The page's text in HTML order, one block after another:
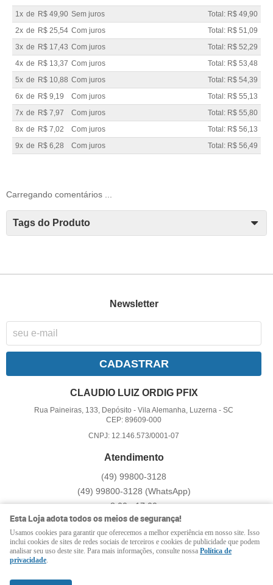
1x de R$ 49,90 Sem juros
Total: R$ 49,90
2x de R$ 25,54 Com juros
Total: R$ 51,09
3x de R$ 17,43 Com juros
Total: R$ 52,29
4x de R$ 13,37 Com juros
Total: R$ 53,48
5x de R$ 10,88 Com juros
Total: R$ 54,39
6x de R$ 9,19 Com juros
Total: R$ 55,13
7x de R$ 7,97 Com juros
Total: R$ 55,80
8x de R$ 7,02 Com juros
Total: R$ 56,13
9x de R$ 6,28 Com juros Total: R$ 56,49
Carregando comentários ...
Tags do Produto
Newsletter
CADASTRAR
CLAUDIO LUIZ ORDIG PFIX
Rua Paineiras, 133, Depósito -Vila Alemanha, Luzerna -SC
CEP: 89609-000
CNPJ: 12.146.573/0001-07
Atendimento
(49) 99800-3128
(49) 99800-3128 (WhatsApp)
8:00 - 17:00
pfix@pfix.com.br
LOJA VIRTUAL CRIADA POR
Esta Loja adota todos os meios de segurança!
Usamos cookies para garantir que oferecemos a melhor experiência em nosso site. Isso
inclui cookies de sites de redes sociais de terceiros e cookies de publicidade que podem
analisar seu uso deste site. Para mais informações, consulte nossa Política de
privacidade.